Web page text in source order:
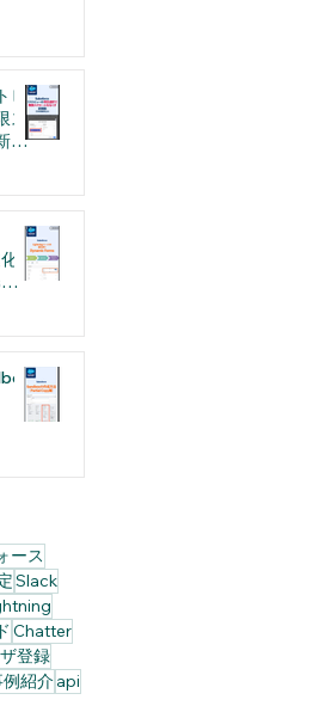
ビ
ス
機
ース
Slack
Chatter
登録
例紹介api